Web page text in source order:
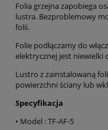
Folia grzejna zapobiega
lustra. Bezproblemowy
folii.
Folie podłączamy do
elektrycznej jest niewielki
Lustro z zainstalowaną
powierzchni ściany lub
Specyfikacja
• Model : TF-AF-5